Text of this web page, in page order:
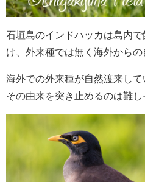
石垣島のインドハッカは島内
け、外来種では無く海外からの
海外での外来種が自然渡来して
その由来を突き止めるのは難し